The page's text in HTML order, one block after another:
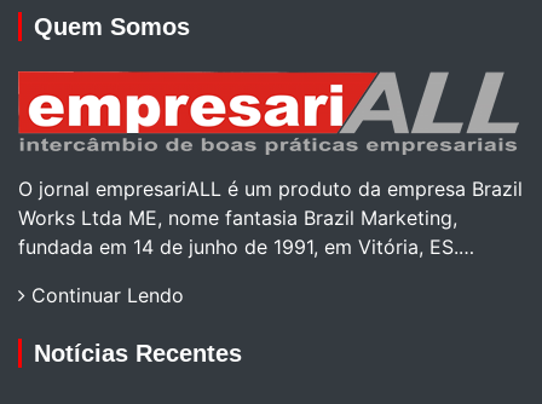
Quem Somos
O jornal empresariALL é um produto da empresa Brazil
Works Ltda ME, nome fantasia Brazil Marketing,
fundada em 14 de junho de 1991, em Vitória, ES.…
Continuar Lendo
Notícias Recentes